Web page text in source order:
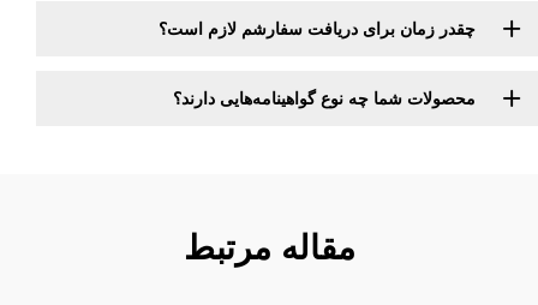
چقدر زمان برای دریافت سفارشم لازم است؟
محصولات شما چه نوع گواهینامه‌هایی دارند؟
مقاله مرتبط